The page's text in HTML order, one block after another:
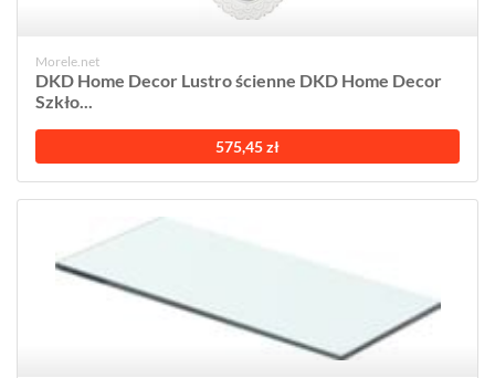
Morele.net
DKD Home Decor Lustro ścienne DKD Home Decor
Szkło...
575,45 zł